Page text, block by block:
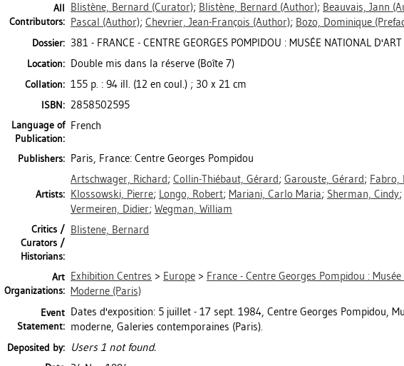
All
Contributors:
Blistène, Bernard (Curator); Blistène, Bernard (Author); Beauvais, Jann
Pascal (Author); Chevrier, Jean-François (Author); Bozo, Dominique
Dossier: 381 - FRANCE - CENTRE GEORGES POMPIDOU : MUSÉE NATIONAL
Location: Double mis dans la réserve (Boîte 7)
Collation: 155 p. : 94 ill. (12 en coul.) ; 30 x 21 cm
ISBN: 2858502595
Language of
Publication:
French
Publishers: Paris, France: Centre Georges Pompidou
Artists:
Artschwager, Richard; Collin-Thiébaut, Gérard; Garouste, Gérard; Fabro,
Klossowski, Pierre; Longo, Robert; Mariani, Carlo Maria; Sherman, Cindy;
Vermeiren, Didier; Wegman, William
Critics /
Curators /
Historians:
Blistene, Bernard
Art
Organizations:
Exhibition Centres > Europe > France - Centre Georges Pompidou :
Moderne (Paris)
Event
Statement:
Dates d'exposition: 5 juillet - 17 sept. 1984, Centre Georges Pompidou,
moderne, Galeries contemporaines (Paris).
Deposited by: Users 1 not found.